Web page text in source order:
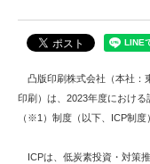
凸版印刷株式会社（本社：
印刷）は、2023年度におけ
（※1）制度（以下、ICP制度
ICPは、低炭素投資・対策